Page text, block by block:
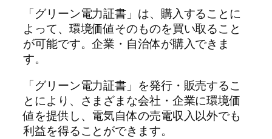
「グリーン電力証書」は、購入することに
よって、環境価値そのものを買い取ること
が可能です。企業・自治体が購入できま
す。
「グリーン電力証書」を発行・販売するこ
とにより、さまざまな会社・企業に環境価
値を提供し、電気自体の売電収入以外でも
利益を得ることができます。